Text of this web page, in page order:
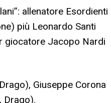
allenatore Esordienti
più Leonardo Santi
giocatore Jacopo Nardi
Giuseppe Corona
Drago).